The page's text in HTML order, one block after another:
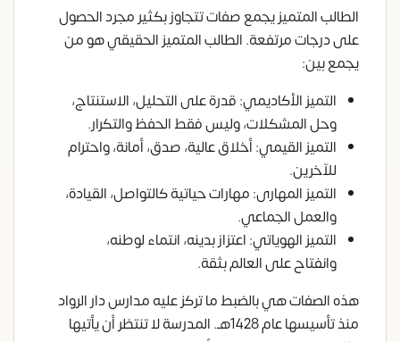
الطالب المتميز يجمع صفات تتجاوز بكثير مجرد الحصول
على درجات مرتفعة. الطالب المتميز الحقيقي هو من
يجمع بين:
التميز الأكاديمي: قدرة على التحليل، الاستنتاج،
وحل المشكلات، وليس فقط الحفظ والتكرار.
التميز القيمي: أخلاق عالية، صدق، أمانة، واحترام
للآخرين.
التميز المهارى: مهارات حياتية كالتواصل، القيادة،
والعمل الجماعي.
التميز الهوياتي: اعتزاز بدينه، انتماء لوطنه،
وانفتاح على العالم بثقة.
هذه الصفات هي بالضبط ما تركز عليه مدارس دار الرواد
منذ تأسيسها عام 1428هـ. المدرسة لا تنتظر أن يأتيها